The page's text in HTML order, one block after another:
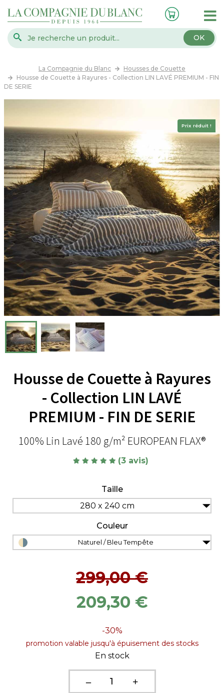
OK
La Compagnie du Blanc
Housses de Couette
Housse de Couette à Rayures - Collection LIN LAVÉ PREMIUM - FIN
DE SERIE
Prix réduit !
Housse de Couette à Rayures
- Collection LIN LAVÉ
PREMIUM - FIN DE SERIE
100% Lin Lavé 180 g/m² EUROPEAN FLAX®
(3 avis)
Taille
280 x 240 cm
Couleur
Naturel / Bleu Tempête
299,00 €
209,30 €
-30%
promotion valable jusqu'à épuisement des stocks
En stock